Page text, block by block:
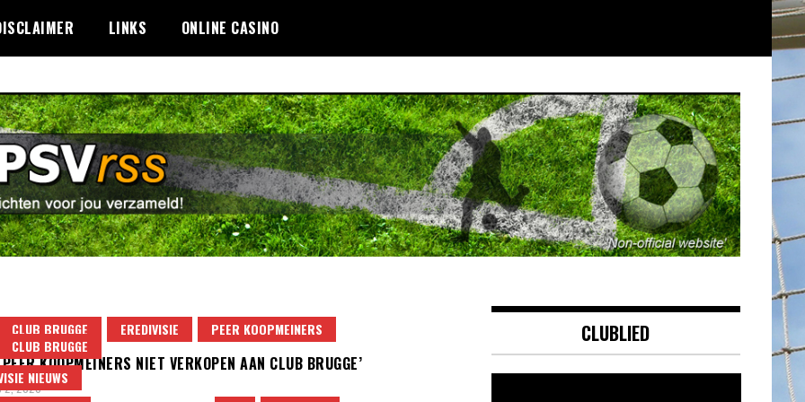
LINKS ONLINE CASINO
CLUB BRUGGE EREDIVISIE PEER KOOPMEINERS
KOOPMEINERS NIET VERKOPEN AAN CLUB BRUGGE’
2, 2026
CLUB BRUGGE
NIEUWS
CLUBLIED